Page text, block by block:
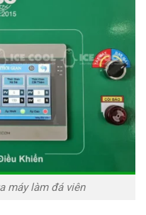
máy làm đá viên